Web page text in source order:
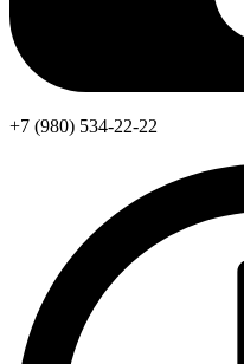
+7 (980) 534-22-22